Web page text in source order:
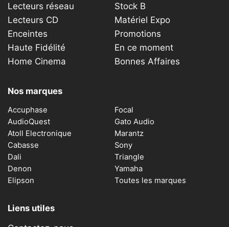
Lecteurs réseau
Lecteurs CD
Enceintes
Haute Fidélité
Home Cinema
Stock B
Matériel Expo
Promotions
En ce moment
Bonnes Affaires
Nos marques
Accuphase
AudioQuest
Atoll Electronique
Cabasse
Dali
Denon
Elipson
Focal
Gato Audio
Marantz
Sony
Triangle
Yamaha
Toutes les marques
Liens utiles